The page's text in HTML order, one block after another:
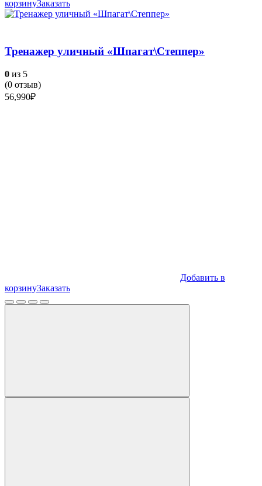
корзинуЗаказать
Тренажер уличный «Шпагат\Степпер»
0 из 5
(0 отзыв)
56,990₽
Добавить в
корзинуЗаказать